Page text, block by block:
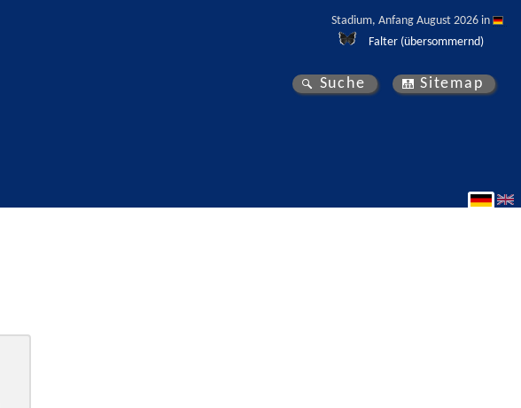
Stadium, Anfang August 2026 in
Falter (übersommernd)
Suche Sitemap